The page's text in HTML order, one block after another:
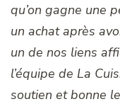
qu’on gagne une
un achat après
un de nos liens
l’équipe de La
soutien et bonne